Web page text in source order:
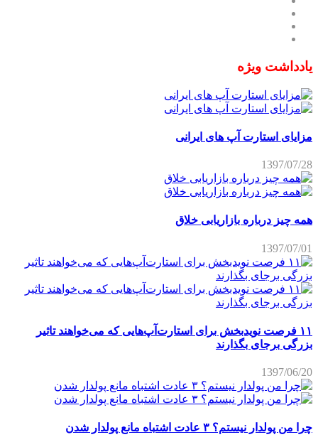
یادداشت ویژه
مزایای استارت آپ های ایرانی
1397/07/28
همه چیز درباره بازاریابی خلاق
1397/07/01
۱۱ فرصت نویدبخش برای استارت‌آپ‌هایی که می‌خواهند تاثیر
بزرگی برجای بگذارند
1397/06/20
چرا من پولدار نیستم؟ ۳ عادت اشتباه مانع پولدار شدن